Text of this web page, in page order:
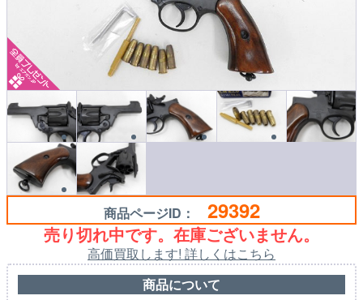
商品ページID： 29392
売り切れ中です。在庫ございません。
高価買取します! 詳しくはこちら
商品について